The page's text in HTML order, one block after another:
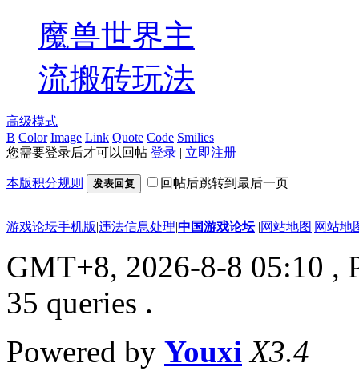
魔兽世界主
流搬砖玩法
高级模式
B Color Image Link Quote Code Smilies
您需要登录后才可以回帖 登录 | 立即注册
本版积分规则 发表回复 回帖后跳转到最后一页
游戏论坛手机版|违法信息处理|中国游戏论坛 |网站地图|网站地
GMT+8, 2026-8-8 05:10 ,
35 queries .
Powered by Youxi X3.4